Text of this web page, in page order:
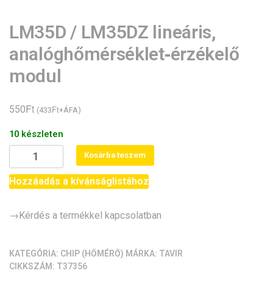
LM35D / LM35DZ lineáris,
analóghőmérséklet‑érzékelő
modul
550Ft (433Ft+ÁFA)
10 készleten
LM35D
/
LM35DZ
analóghőmérséklet‑érzékelő
Kosárba teszem
Hozzáadás a kívánságlistához
→Kérdés a termékkel kapcsolatban
KATEGÓRIA: CHIP (HŐMÉRŐ) MÁRKA: TAVIR
CIKKSZÁM: T37356